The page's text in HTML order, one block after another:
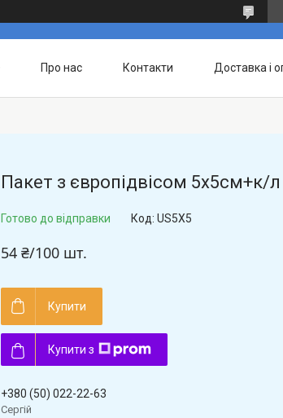
Про нас Контакти Доставка і
Пакет з європідвісом 5х5см+к/л
Готово до відправки Код: US5X5
54 ₴/100 шт.
Купити
Купити з
+380 (50) 022-22-63
Сергій